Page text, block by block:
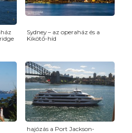
Sydney – az operaház és a
Kikötő-híd
hajózás a Port Jackson-